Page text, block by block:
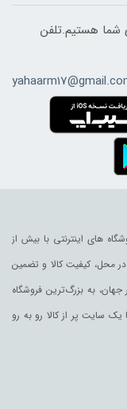
شما هستیم.تلفن
های اینترنتی با بیش از
محل، کیفیت کالا و تضمین
جهان، به بزرگ‌ترین فروشگاه
یک سایت پر از کالا رو به رو
اینجا پیدا خواهید کرد.